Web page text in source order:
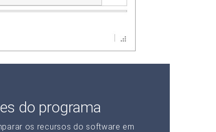
do programa
os recursos do software em